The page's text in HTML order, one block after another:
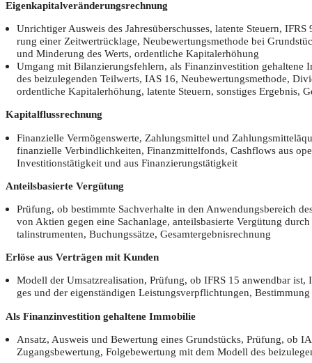
Eigen­ka­pi­tal­ver­än­de­rungs­rech­nung
Unrich­ti­ger Aus­weis des Jah­res­über­schus­ses, laten­te Steu­ern,
rung einer Zeit­wert­rück­la­ge, Neu­be­wer­tungs­me­tho­de bei
und Min­de­rung des Werts, ordent­li­che Kapitalerhöhung
Umgang mit Bilan­zie­rungs­feh­lern, als Finanz­in­ves­ti­ti­on gehal­te­ne
des bei­zu­le­gen­den Teil­werts, IAS 16, Neu­be­wer­tungs­me­tho­de,
ordent­li­che Kapi­tal­erhö­hung, laten­te Steu­ern, sons­ti­ges Ergeb­nis,
Kapi­tal­fluss­rech­nung
Finan­zi­el­le Ver­mö­gens­wer­te, Zah­lungs­mit­tel und
finan­zi­el­le Ver­bind­lich­kei­ten, Finanz­mit­tel­fonds, Cash­flows aus
Inves­ti­ti­ons­tä­tig­keit und aus Finanzierungstätigkeit
Anteils­ba­sier­te Vergütung
Prü­fung, ob bestimm­te Sach­ver­hal­te in den Anwen­dungs­be­reich
von Akti­en gegen eine Sach­an­la­ge, anteils­ba­sier­te Ver­gü­tung
tal­in­stru­men­ten, Buchungs­sät­ze, Gesamtergebnisrechnung
Erlö­se aus Ver­trä­gen mit Kunden
Modell der Umsatz­rea­li­sa­ti­on, Prü­fung, ob IFRS 15 anwend­bar
ges und der eigen­stän­di­gen Leis­tungs­ver­pflich­tun­gen,
Als Finanz­in­ves­ti­ti­on gehal­te­ne Immobilie
Ansatz, Aus­weis und Bewer­tung eines Grund­stücks, Prü­fung, ob
Zugangs­be­wer­tung, Fol­ge­be­wer­tung mit dem Modell des